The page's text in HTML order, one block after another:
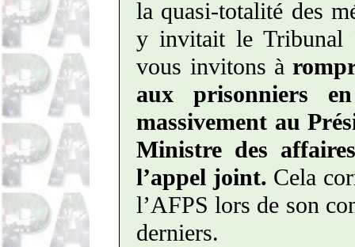
la quasi-totalité des
y invitait le Tribunal
vous invitons à
aux prisonniers
massivement au
Ministre des
l’appel joint. Cela
l’AFPS lors de son
derniers.